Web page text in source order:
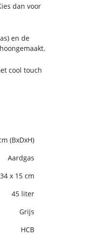
dan voor
en de
cool touch
(BxDxH)
Aardgas
x 15 cm
45 liter
Grijs
HCB